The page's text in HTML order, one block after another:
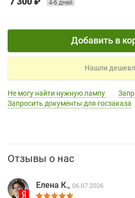
4-6 дней
Добавить в
Нашли
Не могу найти нужную лампу
Запросить документы для госзаказа
Отзывы о нас
Елена К., 06.07.2026